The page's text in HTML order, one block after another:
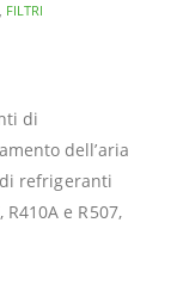
, FILTRI
di
dell’aria
refrigeranti
R410A e R507,